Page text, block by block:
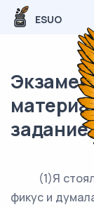
ESUO
задание
(1)Я стояла
фикус и